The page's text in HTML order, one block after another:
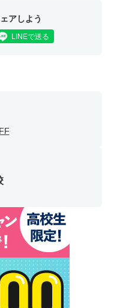
アしよう
LINEで送る